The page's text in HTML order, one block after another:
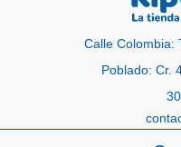
Calle Colombia:
Poblado: Cr.